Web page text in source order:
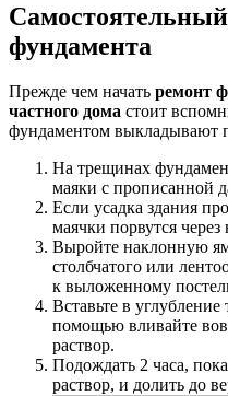
фундамента
Прежде чем начать ремонт
частного дома стоит
фундаментом выкладывают
На трещинах
маяки с прописанной
Если усадка здания
маячки порвутся через
Выройте наклонную
столбчатого или
к выложенному
Вставьте в
помощью вливайте
раствор.
Подождать 2 часа,
раствор, и долить до